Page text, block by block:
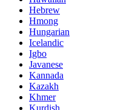
Hebrew
Hmong
Hungarian
Icelandic
Igbo
Javanese
Kannada
Kazakh
Khmer
Kurdish